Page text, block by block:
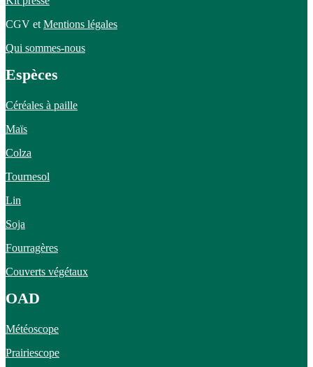
CGV et Mentions légales
Qui sommes-nous
Espèces
Céréales à paille
Maïs
Colza
Tournesol
Lin
Soja
Fourragères
Couverts végétaux
OAD
Météoscope
Prairiescope